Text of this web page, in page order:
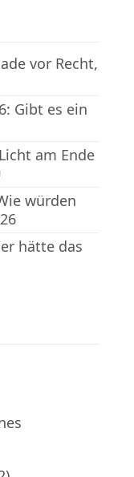
vor Recht,
Gibt es ein
am Ende
würden
hätte das